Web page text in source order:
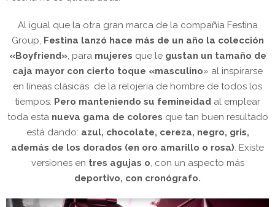
Al igual que la otra gran marca de la compañía Festina
Group, Festina lanzó hace más de un año la colección
«Boyfriend», para mujeres que le gustan un tamaño de
caja mayor con cierto toque «masculino» al inspirarse
en líneas clásicas de la relojería de hombre de todos los
tiempos. Pero manteniendo su femineidad al emplear
toda esta nueva gama de colores que tan buen resultado
está dando: azul, chocolate, cereza, negro, gris,
además de los dorados (en oro amarillo o rosa). Existe
versiones en tres agujas o, con un aspecto más
deportivo, con cronógrafo.